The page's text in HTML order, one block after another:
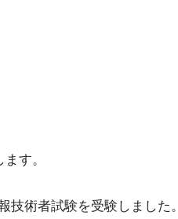
す。
技術者試験を受験しました。